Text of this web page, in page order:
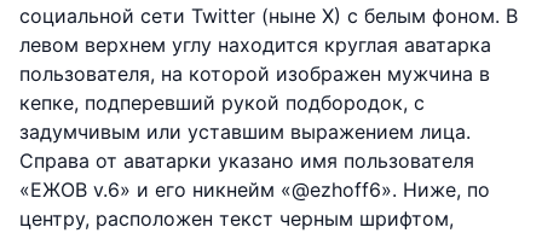
социальной сети Twitter (ныне X) с белым фоном. В
левом верхнем углу находится круглая аватарка
пользователя, на которой изображен мужчина в
кепке, подперевший рукой подбородок, с
задумчивым или уставшим выражением лица.
Справа от аватарки указано имя пользователя
«ЕЖОВ v.6» и его никнейм «@ezhoff6». Ниже, по
центру, расположен текст черным шрифтом,